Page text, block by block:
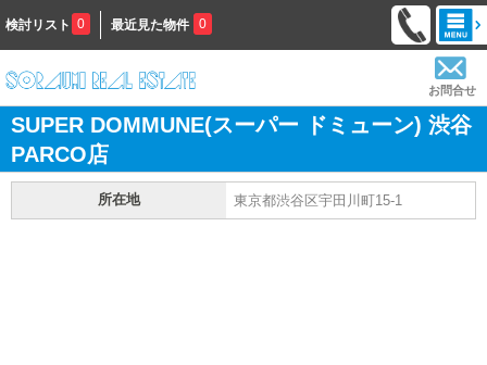
検討リスト 0 最近見た物件 0
お問合せ
SUPER DOMMUNE(スーパー ドミューン) 渋谷
PARCO店
所在地 東京都渋谷区宇田川町15-1